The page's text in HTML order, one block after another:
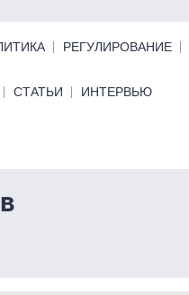
РЕГУЛИРОВАНИЕ
СТАТЬИ ИНТЕРВЬЮ